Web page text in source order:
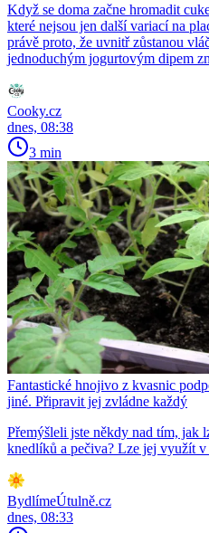
Když se doma začne hromadit
které nejsou jen další variací na
právě proto, že uvnitř zůstanou
jednoduchým jogurtovým dipem
Cooky.cz
dnes, 08:38
3 min
Fantastické hnojivo z kvasnic
jiné. Připravit jej zvládne každý
Přemýšleli jste někdy nad tím, jak
knedlíků a pečiva? Lze jej využít
BydlímeÚtulně.cz
dnes, 08:33